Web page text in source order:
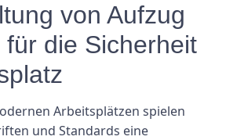
von Aufzug
für die Sicherheit
Arbeitsplätzen spielen
und Standards eine